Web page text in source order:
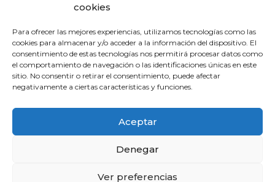
cookies
Para ofrecer las mejores experiencias, utilizamos tecnologías como las
cookies para almacenar y/o acceder a la información del dispositivo. El
consentimiento de estas tecnologías nos permitirá procesar datos como
el comportamiento de navegación o las identificaciones únicas en este
sitio. No consentir o retirar el consentimiento, puede afectar
negativamente a ciertas características y funciones.
Aceptar
Denegar
Ver preferencias
Patronato Provincial de Turismo
Diputaciíon de Granada
Cárcel Baja, 3. 18001. Granada
Fax.: +34 958 24 71 29
Aviso Legal
Política de privacidad